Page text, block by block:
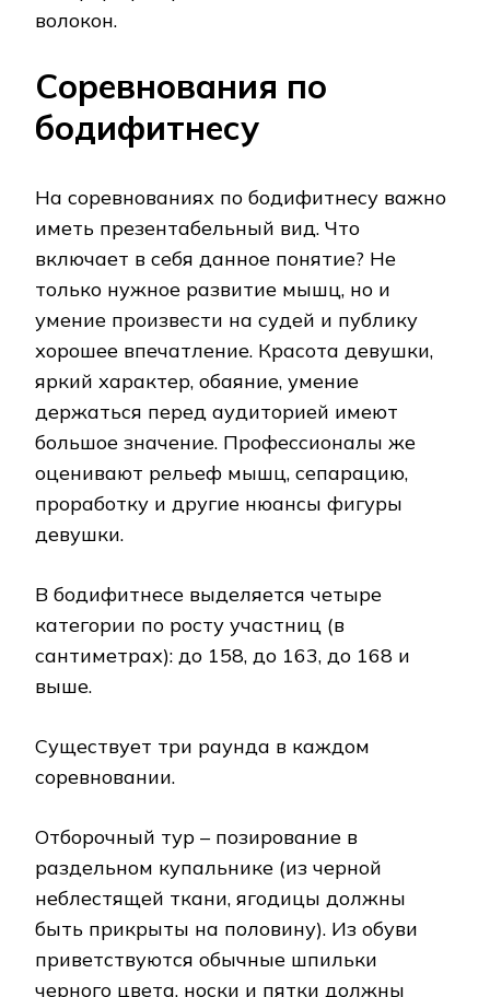
волокон.
Соревнования по
бодифитнесу
На соревнованиях по бодифитнесу важно
иметь презентабельный вид. Что
включает в себя данное понятие? Не
только нужное развитие мышц, но и
умение произвести на судей и публику
хорошее впечатление. Красота девушки,
яркий характер, обаяние, умение
держаться перед аудиторией имеют
большое значение. Профессионалы же
оценивают рельеф мышц, сепарацию,
проработку и другие нюансы фигуры
девушки.
В бодифитнесе выделяется четыре
категории по росту участниц (в
сантиметрах): до 158, до 163, до 168 и
выше.
Существует три раунда в каждом
соревновании.
Отборочный тур – позирование в
раздельном купальнике (из черной
неблестящей ткани, ягодицы должны
быть прикрыты на половину). Из обуви
приветствуются обычные шпильки
черного цвета, носки и пятки должны